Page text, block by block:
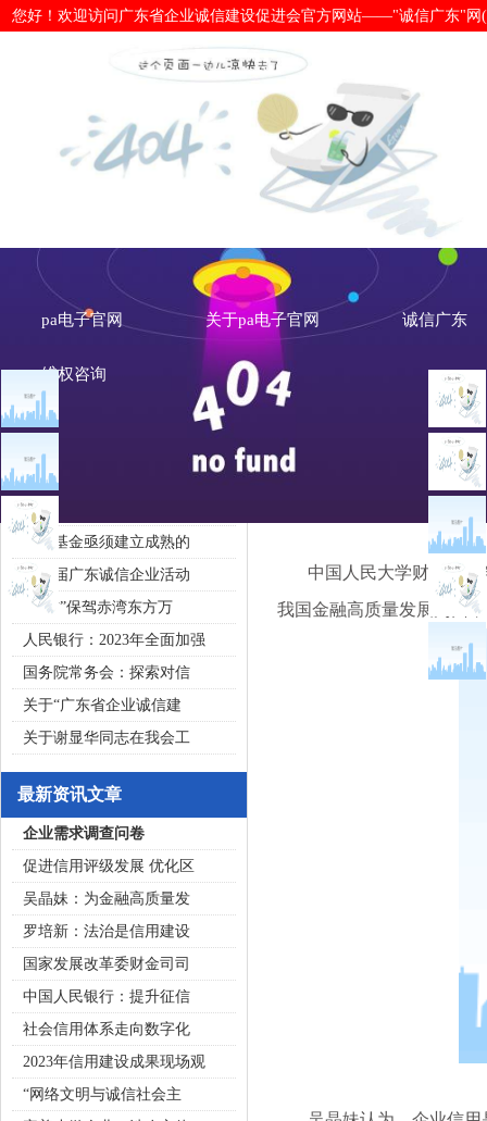
您好！欢迎访问广东省企业诚信建设促进会官方网站——"诚信广东"网
吴晶妹：为金融高质量发展打好企
pa电子官网 关于pa电子官网 诚信广东
维权咨询
文章点击排行
重大突发公共卫生事件一
2020广东省守合同重信用企
私募基金亟须建立成熟的
第五届广东诚信企业活动
“诚信”保驾赤湾东方万
人民银行：2023年全面加强
国务院常务会：探索对信
关于“广东省企业诚信建
关于谢显华同志在我会工
最新资讯文章
企业需求调查问卷
促进信用评级发展 优化区
吴晶妹：为金融高质量发
罗培新：法治是信用建设
国家发展改革委财金司司
中国人民银行：提升征信
社会信用体系走向数字化
2023年信用建设成果现场观
“网络文明与诚信社会主
诚信新闻
中国人民大学财政金融
我国金融高质量发展为面